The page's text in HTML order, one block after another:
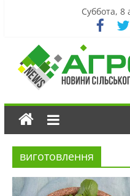
Суббота, 8
виготовлення